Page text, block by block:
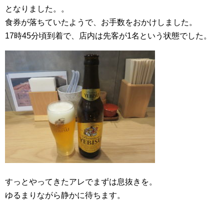
となりました。。
食券が落ちていたようで、お手数をおかけしました。
17時45分頃到着で、店内は先客が1名という状態でした。
すっとやってきたアレでまずは息抜きを。
ゆるまりながら静かに待ちます。